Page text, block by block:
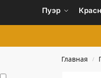
Пуэр
Главная /